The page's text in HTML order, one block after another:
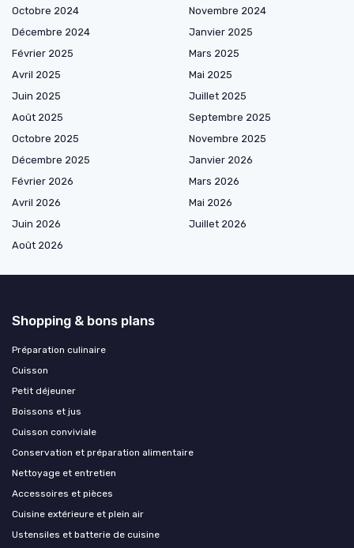
Octobre 2024
Novembre 2024
Décembre 2024
Janvier 2025
Février 2025
Mars 2025
Avril 2025
Mai 2025
Juin 2025
Juillet 2025
Août 2025
Septembre 2025
Octobre 2025
Novembre 2025
Décembre 2025
Janvier 2026
Février 2026
Mars 2026
Avril 2026
Mai 2026
Juin 2026
Juillet 2026
Août 2026
Shopping & bons plans
Préparation culinaire
Cuisson
Petit déjeuner
Boissons et jus
Cuisson conviviale
Conservation et préparation alimentaire
Nettoyage et entretien
Accessoires et pièces
Cuisine extérieure et plein air
Ustensiles et batterie de cuisine